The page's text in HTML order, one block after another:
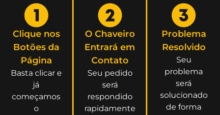
Clique nos
Botões da
Página
Basta clicar e
já
começamos
o
O Chaveiro
Entrará em
Contato
Seu pedido
será
respondido
rapidamente
Problema
Resolvido
Seu
problema
será
solucionado
de forma